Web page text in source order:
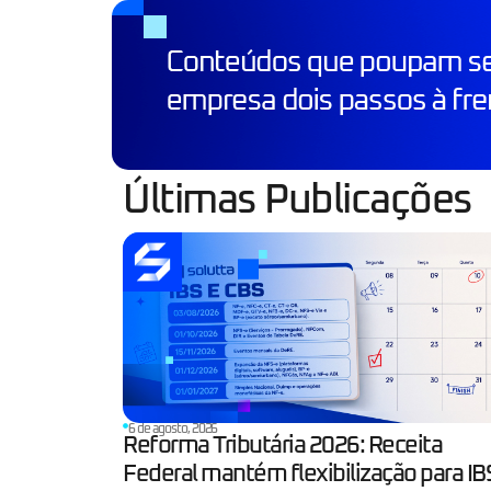
Últimas Publicações
6 de agosto, 2026
Reforma Tributária 2026: Receita
Federal mantém flexibilização para